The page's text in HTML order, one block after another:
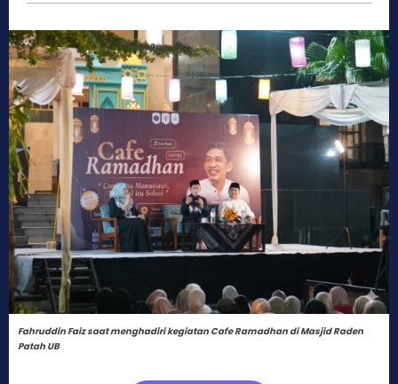
Fahruddin Faiz saat menghadiri kegiatan Cafe Ramadhan di Masjid Raden
Patah UB